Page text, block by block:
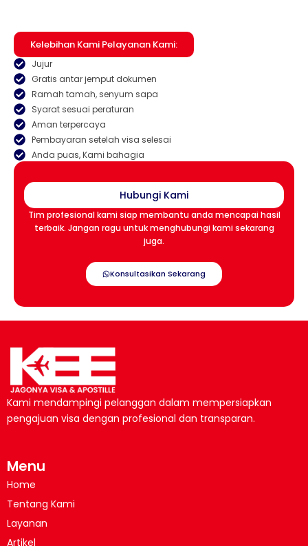
Kelebihan Kami Pelayanan Kami:
Jujur
Gratis antar jemput dokumen
Ramah tamah, senyum sapa
Syarat sesuai peraturan
Aman terpercaya
Pembayaran setelah visa selesai
Anda puas, Kami bahagia
Hubungi Kami
Tim profesional kami siap membantu anda mencapai hasil
terbaik. Jangan ragu untuk menghubungi kami sekarang
juga.
Konsultasikan Sekarang
Kami mendampingi pelanggan dalam mempersiapkan
pengajuan visa dengan profesional dan transparan.
Menu
Home
Tentang Kami
Layanan
Artikel